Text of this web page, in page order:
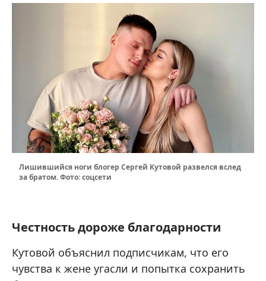
Лишившийся ноги блогер Сергей Кутовой развелся вслед
за братом. Фото: соцсети
Честность дороже благодарности
Кутовой объяснил подписчикам, что его
чувства к жене угасли и попытка сохранить